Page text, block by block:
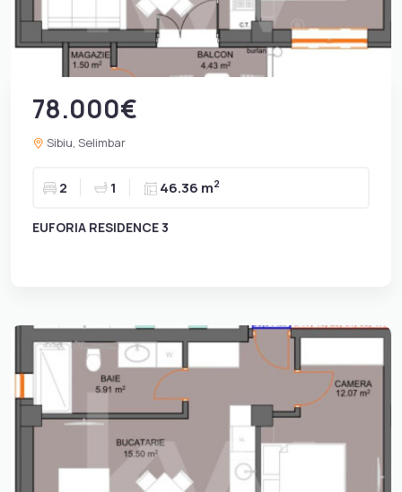
78.000€
Sibiu, Selimbar
2 1 46.36 m2
EUFORIA RESIDENCE 3